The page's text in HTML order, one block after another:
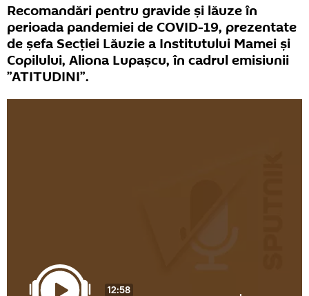
Recomandări pentru gravide și lăuze în
perioada pandemiei de COVID-19, prezentate
de șefa Secției Lăuzie a Institutului Mamei și
Copilului, Aliona Lupașcu, în cadrul emisiunii
”ATITUDINI”.
12:58